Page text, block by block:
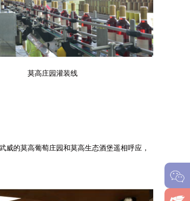
莫高庄园灌装线
的莫高葡萄庄园和莫高生态酒堡遥相呼应，